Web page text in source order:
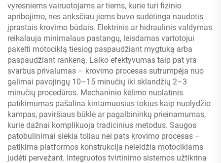
vyresniems vairuotojams ar tiems, kurie turi fizinio
apribojimo, nes anksčiau jiems buvo sudėtinga naudotis
įprastais krovimo būdais. Elektrinis ar hidraulinis valdymas
reikalauja minimalaus pastangų, leisdamas vartotojui
pakelti motociklą tiesiog paspaudžiant mygtuką arba
paspaudžiant rankeną. Laiko efektyvumas taip pat yra
svarbus privalumas – krovimo procesas sutrumpėja nuo
galimai pavojingų 10–15 minučių iki sklandžių 2–3
minučių procedūros. Mechaninio kėlimo nuolatinis
patikimumas pašalina kintamuosius tokius kaip nuolydžio
kampas, paviršiaus būklė ar pagalbininkų prieinamumas,
kurie dažnai komplikuoja tradicinius metodus. Saugos
patobulinimai siekia toliau nei pats krovimo procesas –
patikima platformos konstrukcija neleidžia motociklams
judėti pervežant. Integruotos tvirtinimo sistemos užtikrina